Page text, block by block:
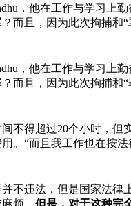
，他在工作与学习
而且，因为此次拘捕和
，他在工作与学习
而且，因为此次拘捕和
不得超过20个小时，但
。“而且我工作也在按
不违法，但是国家法律